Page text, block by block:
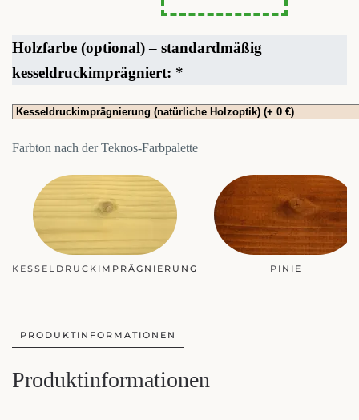
Holzfarbe (optional) – standardmäßig
kesseldruckimprägniert: *
Farbton nach der Teknos-Farbpalette
PINIE MAHAGONI
PRODUKTINFORMATIONEN
Produktinformationen